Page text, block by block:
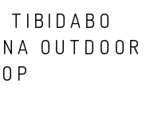
TIBIDABO
OUTDOOR